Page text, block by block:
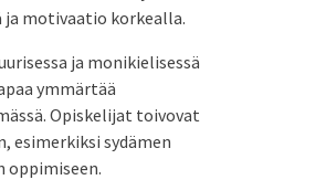
ja motivaatio korkealla.
ja monikielisessä
ymmärtää
Opiskelijat toivovat
esimerkiksi sydämen
oppimiseen.